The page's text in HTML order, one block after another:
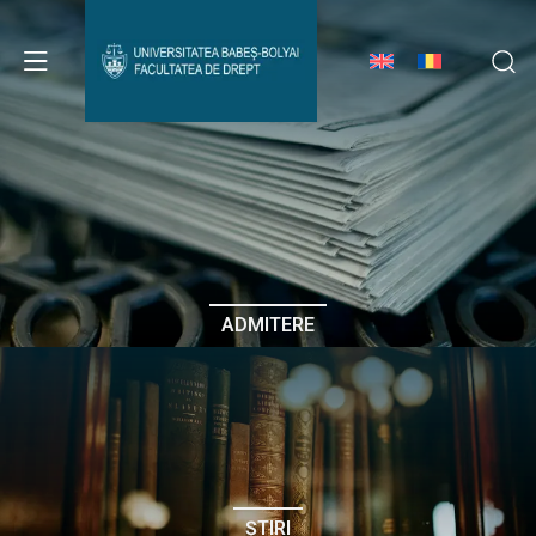
Avizier Studenți
Studii
Admitere
Erasmus & Internațional
Despre Facultate
ADMITERE
ȘTIRI